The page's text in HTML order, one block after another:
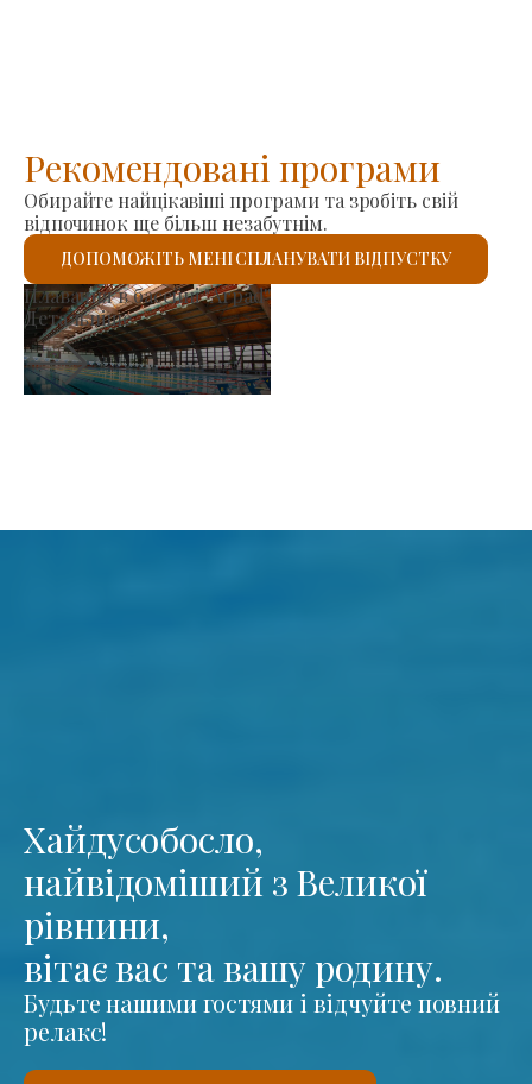
Рекомендовані програми
Обирайте найцікавіші програми та зробіть свій
відпочинок ще більш незабутнім.
ДОПОМОЖІТЬ МЕНІ СПЛАНУВАТИ ВІДПУСТКУ
Ринок виробників
Детальніше
Хайдусобосло,
найвідоміший з Великої
рівнини,
вітає вас та вашу родину.
Будьте нашими гостями і відчуйте повний
релакс!